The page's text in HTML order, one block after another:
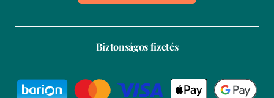
Biztonságos fizetés